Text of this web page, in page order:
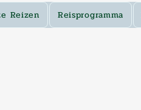
Reizen Reisprogramma